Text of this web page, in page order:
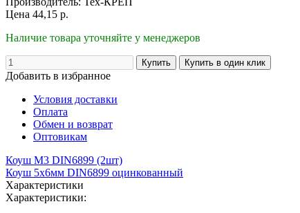
Цена 44,15 р.
Наличие товара уточняйте у менеджеров
Добавить в избранное
Условия доставки
Оплата
Обмен и возврат
Оптовикам
Коуш М3 DIN6899 (2шт)
Коуш 5х6мм DIN6899 оцинкованный
Характеристики
Характеристики: